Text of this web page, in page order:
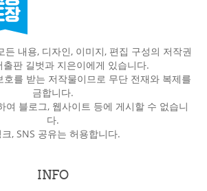
든 내용, 디자인, 이미지, 편집 구성의 저작권
출판 길벗과 지은이에게 있습니다.
호를 받는 저작물이므로 무단 전재와 복제를
금합니다.
여 블로그, 웹사이트 등에 게시할 수 없습니
다.
크, SNS 공유는 허용합니다.
INFO